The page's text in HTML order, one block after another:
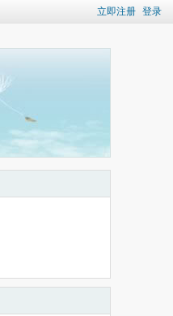
立即注册 登录